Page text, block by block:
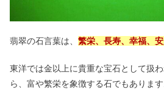
翡翠の石言葉は、 繁栄、長寿、幸福、
東洋では金以上に貴重な宝石として扱
ら、富や繁栄を象徴する石でもあります